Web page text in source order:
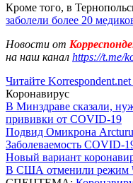
Кроме того, в
заболели более 20
Новости от
на наш канал https://t.me/
Читайте
Коронавирус
В Минздраве сказали,
прививки от COVID-19
Подвид Омикрона
Заболеваемость COVID-
Новый вариант
В США отменили режим